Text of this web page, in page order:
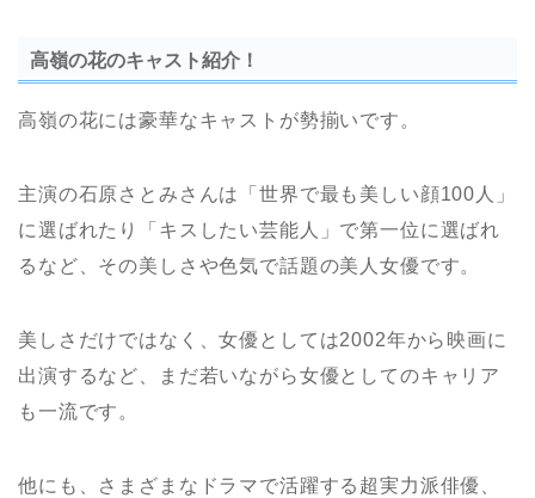
高嶺の花のキャスト紹介！
高嶺の花には豪華なキャストが勢揃いです。
主演の石原さとみさんは「世界で最も美しい顔100人」
に選ばれたり「キスしたい芸能人」で第一位に選ばれ
るなど、その美しさや色気で話題の美人女優です。
美しさだけではなく、女優としては2002年から映画に
出演するなど、まだ若いながら女優としてのキャリア
も一流です。
他にも、さまざまなドラマで活躍する超実力派俳優、